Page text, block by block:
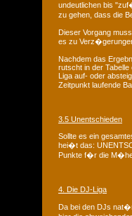
undeutlichen bis
zu gehen, dass die
Dieser Vorgang
es zu
Nachdem das
rutscht in der
Liga auf- oder
Zeitpunkt laufende
3.5 Unentschieden
Sollte es ein
hei�t das:
Punkte f�r die
4. Die DJ-Liga
Da bei den DJs